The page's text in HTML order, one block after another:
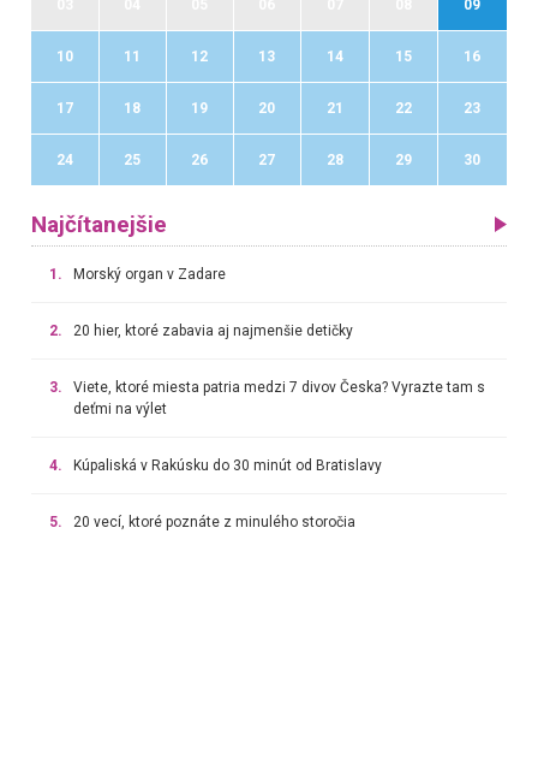
09
10 11 12 13 14 15 16
17 18 19 20 21 22 23
24 25 26 27 28 29 30
Najčítanejšie
1. Morský organ v Zadare
2. 20 hier, ktoré zabavia aj najmenšie detičky
3.
Viete, ktoré miesta patria medzi 7 divov Česka? Vyrazte tam s
deťmi na výlet
4. Kúpaliská v Rakúsku do 30 minút od Bratislavy
5. 20 vecí, ktoré poznáte z minulého storočia